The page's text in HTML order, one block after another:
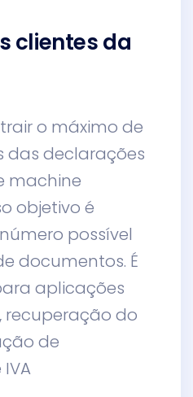
clientes da
o máximo de
das declarações
machine
objetivo é
possível
documentos. É
aplicações
recuperação do
de